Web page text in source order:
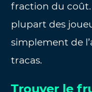
fraction du
plupart des
simplement de
tracas.
Trouver le